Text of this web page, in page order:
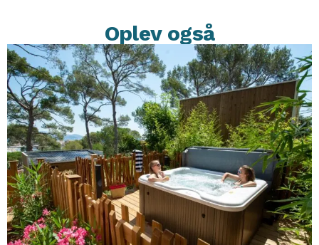
Oplev også